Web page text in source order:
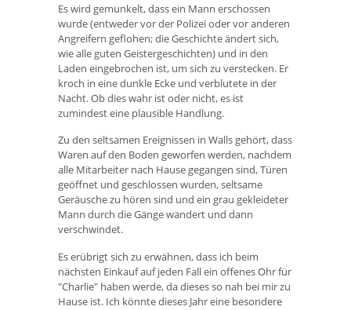
Es wird gemunkelt, dass ein Mann erschossen
wurde (entweder vor der Polizei oder vor anderen
Angreifern geflohen; die Geschichte ändert sich,
wie alle guten Geistergeschichten) und in den
Laden eingebrochen ist, um sich zu verstecken. Er
kroch in eine dunkle Ecke und verblutete in der
Nacht. Ob dies wahr ist oder nicht, es ist
zumindest eine plausible Handlung.
Zu den seltsamen Ereignissen in Walls gehört, dass
Waren auf den Boden geworfen werden, nachdem
alle Mitarbeiter nach Hause gegangen sind, Türen
geöffnet und geschlossen wurden, seltsame
Geräusche zu hören sind und ein grau gekleideter
Mann durch die Gänge wandert und dann
verschwindet.
Es erübrigt sich zu erwähnen, dass ich beim
nächsten Einkauf auf jeden Fall ein offenes Ohr für
"Charlie" haben werde, da dieses so nah bei mir zu
Hause ist. Ich könnte dieses Jahr eine besondere